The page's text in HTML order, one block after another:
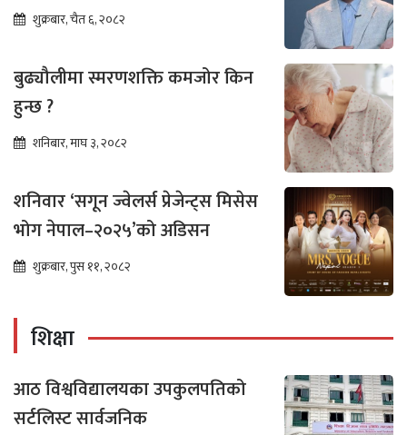
शुक्रबार, चैत ६, २०८२
बुढ्यौलीमा स्मरणशक्ति कमजोर किन
हुन्छ ?
शनिबार, माघ ३, २०८२
शनिवार ‘सगून ज्वेलर्स प्रेजेन्ट्स मिसेस
भोग नेपाल–२०२५’को अडिसन
शुक्रबार, पुस ११, २०८२
शिक्षा
आठ विश्वविद्यालयका उपकुलपतिको
सर्टलिस्ट सार्वजनिक